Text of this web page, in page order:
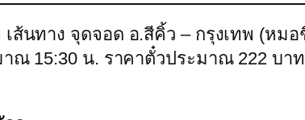
ส้นทาง จุดจอด อ.สีคิ้ว – กรุงเทพ (หม
าณ 15:30 น. ราคาตั๋วประมาณ 222 บา